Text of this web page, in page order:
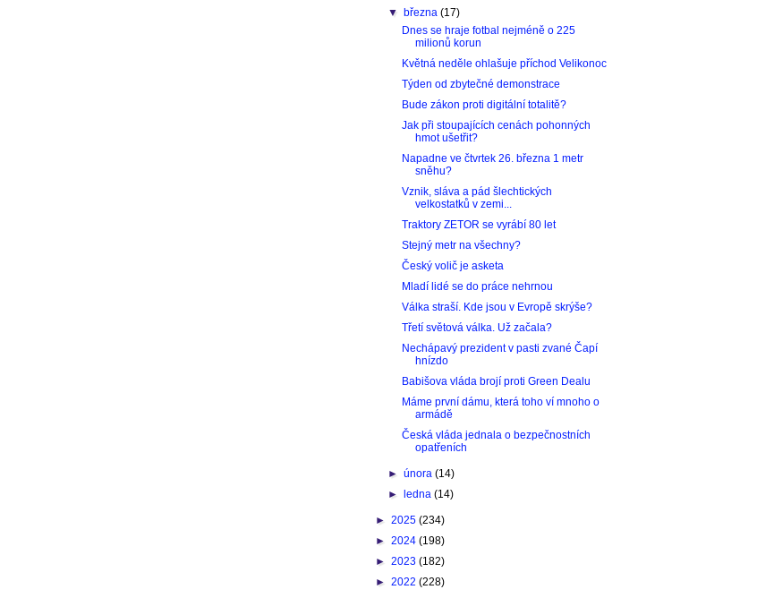
▼ března(17)
Dnes se hraje fotbal nejméně o 225
milionů korun
Květná neděle ohlašuje příchod Velikonoc
Týden od zbytečné demonstrace
Bude zákon proti digitální totalitě?
Jak při stoupajících cenách pohonných
hmot ušetřit?
Napadne ve čtvrtek 26. března 1 metr
sněhu?
Vznik, sláva a pád šlechtických
velkostatků v zemi...
Traktory ZETOR se vyrábí 80 let
Stejný metr na všechny?
Český volič je asketa
Mladí lidé se do práce nehrnou
Válka straší. Kde jsou v Evropě skrýše?
Třetí světová válka. Už začala?
Nechápavý prezident v pasti zvané Čapí
hnízdo
Babišova vláda brojí proti Green Dealu
Máme první dámu, která toho ví mnoho o
armádě
Česká vláda jednala o bezpečnostních
opatřeních
►února(14)
►
ledna(14)
► 2025 (234)
► 2024 (198)
► 2023 (182)
► 2022 (228)